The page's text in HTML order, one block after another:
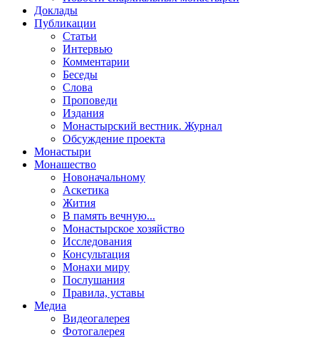
Доклады
Публикации
Статьи
Интервью
Комментарии
Беседы
Слова
Проповеди
Издания
Монастырский вестник. Журнал
Обсуждение проекта
Монастыри
Монашество
Новоначальному
Аскетика
Жития
В память вечную...
Монастырское хозяйство
Исследования
Консультация
Монахи миру
Послушания
Правила, уставы
Медиа
Видеогалерея
Фотогалерея